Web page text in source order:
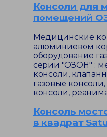
Консоли для
помещений
Медицинские
алюминиевом
оборудование
серии "ОЗОН" :
консоли,
газовые
консоли,
Консоль
в квадрат